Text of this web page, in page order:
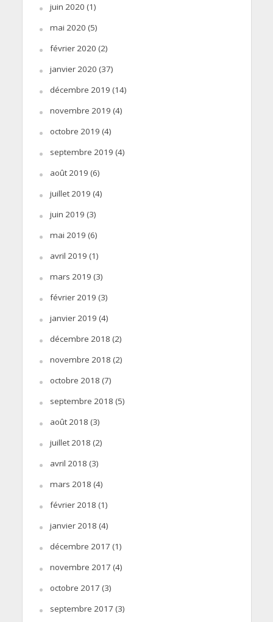
juin 2020 (1)
mai 2020 (5)
février 2020 (2)
janvier 2020 (37)
décembre 2019 (14)
novembre 2019 (4)
octobre 2019 (4)
septembre 2019 (4)
août 2019 (6)
juillet 2019 (4)
juin 2019 (3)
mai 2019 (6)
avril 2019 (1)
mars 2019 (3)
février 2019 (3)
janvier 2019 (4)
décembre 2018 (2)
novembre 2018 (2)
octobre 2018 (7)
septembre 2018 (5)
août 2018 (3)
juillet 2018 (2)
avril 2018 (3)
mars 2018 (4)
février 2018 (1)
janvier 2018 (4)
décembre 2017 (1)
novembre 2017 (4)
octobre 2017 (3)
septembre 2017 (3)